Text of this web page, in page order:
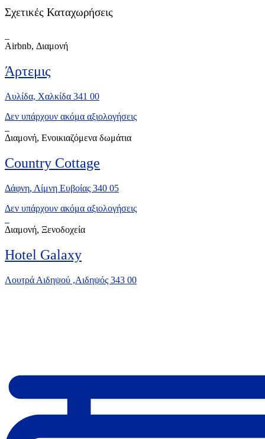
Σχετικές Καταχωρήσεις
Airbnb, Διαμονή
Άρτεμις
Αυλίδα, Χαλκίδα 341 00
Δεν υπάρχουν ακόμα αξιολογήσεις
Διαμονή, Ενοικιαζόμενα δωμάτια
Country Cottage
Δάφνη, Λίμνη Ευβοίας 340 05
Δεν υπάρχουν ακόμα αξιολογήσεις
Διαμονή, Ξενοδοχεία
Hotel Galaxy
Λουτρά Αιδηψού ,Αιδηψός 343 00